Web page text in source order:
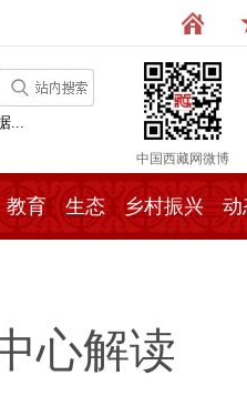
中国西藏网微博
...
教育 生态 乡村振兴 动
心解读